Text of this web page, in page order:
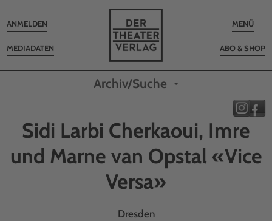
Toggle
MENÜ
ABO & SHOP
MEDIADATEN
Toggle
navigation
ANMELDEN
Archiv/Suche
Sidi Larbi Cherkaoui, Imre
und Marne van Opstal «Vice
Versa»
Dresden